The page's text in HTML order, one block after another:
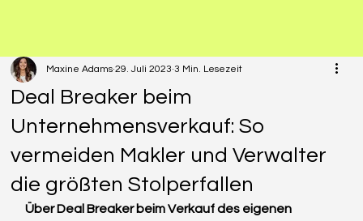
Deal Breaker beim
Unternehmensverkauf: So
vermeiden Makler und Verwalter
die größten Stolperfallen
Maxine Adams 29. Juli 2023 3 Min. Lesezeit
Über Deal Breaker beim Verkauf des eigenen